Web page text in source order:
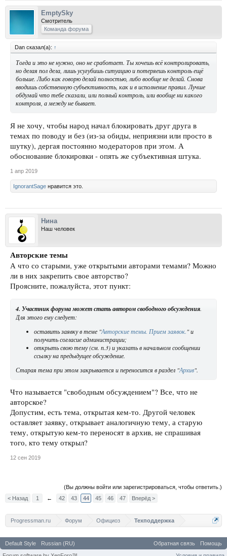
EmptySky
Смотритель
Команда форума
Dan сказал(а): ↑
Тогда и это не нужно, оно не сработает. Ты хочешь всё контролировать,
но делая пол дела, лишь усугубишь ситуацию и потеряешь контроль ещё
больше. Либо как говорю делай полностью, либо вообще не делай. Снова
вводишь собственную субъективность, как и в исполнение правил. Лучше
обдумай что тебе сказали, или полный контроль, или вообще ни какого
контроля, а между не бывает.
Я не хочу, чтобы народ начал блокировать друг друга в
темах по поводу и без (из-за обиды, неприязни или просто в
шутку), дергая постоянно модераторов при этом. А
обоснование блокировки - опять же субъективная штука.
1 апр 2019
IgnorantSage нравится это.
Нина
Наш человек
Авторские темы
А что со старыми, уже открытыми авторами темами? Можно
ли в них закрепить свое авторство?
Проясните, пожалуйста, этот пункт:
4. Участник форума может стать автором свободного обсуждения.
Для этого ему следует:
оставить заявку в теме "Авторские темы. Прием заявок. " и
получить согласие администрации;
открыть свою тему (см. п.3) и указать в начальном сообщении
ссылку на предыдущее обсуждение.
Старая тема при этом закрывается и переносится в раздел "Архив".
Что называется "свободным обсуждением"? Все, что не
авторское?
Допустим, есть тема, открытая кем-то. Другой человек
оставляет заявку, открывает аналогичную тему, а старую
тему, открытую кем-то переносят в архив, не спрашивая
того, кто тему открыл?
12 сен 2019
(Вы должны войти или зарегистрироваться, чтобы ответить.)
< Назад
1 ← 42 43 44 45 46 47 Вперёд >
Progressman.ru Форум Официоз Техподдержка
Default Style Russian (RU) Обратная связь
Помощь